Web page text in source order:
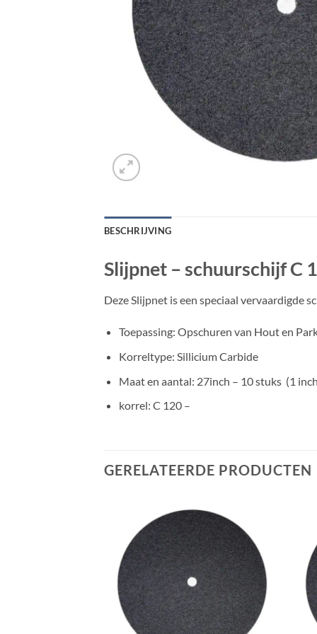
BESCHRIJVING
Slijpnet – schuurschijf C
Deze Slijpnet is een speciaal vervaardigde
Toepassing: Opschuren van Hout en
Korreltype: Sillicium Carbide
Maat en aantal: 27inch – 10 stuks (1
korrel: C 120 –
GERELATEERDE PRODUCTEN